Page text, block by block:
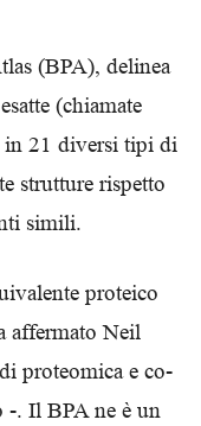
(BPA), delinea
(chiamate
in 21 diversi tipi di
strutture rispetto
simili.
proteico
affermato Neil
proteomica e co-
-. Il BPA ne è un